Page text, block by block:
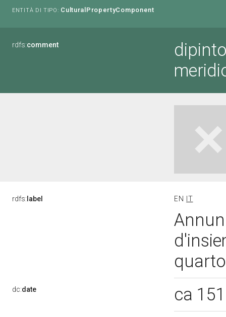
ENTITÀ DI TIPO: CulturalPropertyComponent
rdfs:comment
rdfs: label EN IT
dc:date ca